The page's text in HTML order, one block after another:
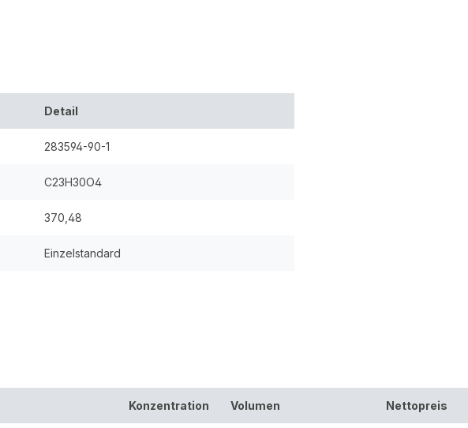
Detail
283594-90-1
C23H30O4
370,48
Einzelstandard
Konzentration Volumen Nettopreis